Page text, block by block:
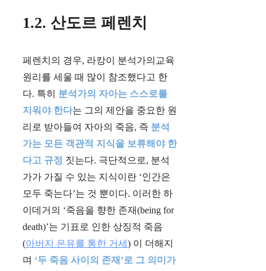
1.2. 산도르 페렌치
페렌치의 경우, 라캉이 분석가의교육
원리를 세울 때 많이 참조했다고 한
다. 특히 분석가의 자아는 스스로를
지워야 한다는 그의 제안을 중요한 원
리로 받아들여 자아의 죽음, 즉 분석
가는 모든 객관적 지식을 보류해야 한
다고 규정 짓는다. 극단적으로, 분석
가가 가질 수 있는 지식이란 ‘인간은
모두 죽는다’는 것 뿐이다. 이러한 하
이데거의 ‘죽음을 향한 존재(being for
death)’는 기표로 인한 상징적 죽음
(아버지 은유를 통한 거세 ) 이 더해지
며 ‘두 죽음 사이의 존재’로 그 의미가